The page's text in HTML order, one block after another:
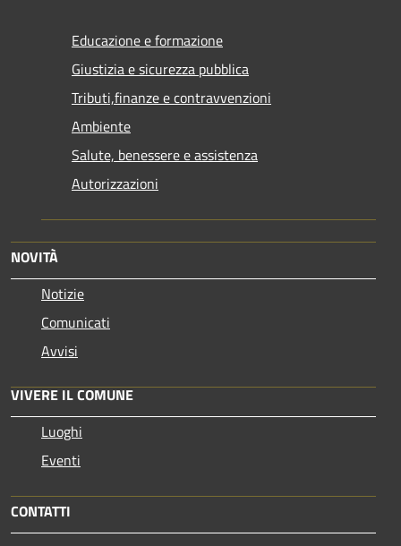
Educazione e formazione
Giustizia e sicurezza pubblica
Tributi,finanze e contravvenzioni
Ambiente
Salute, benessere e assistenza
Autorizzazioni
NOVITÀ
Notizie
Comunicati
Avvisi
VIVERE IL COMUNE
Luoghi
Eventi
CONTATTI